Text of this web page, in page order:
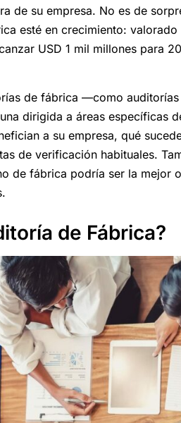
de su empresa. No es de
esté en crecimiento:
USD 1 mil millones para
de fábrica —como
dirigida a áreas específicas
a su empresa, qué
de verificación habituales.
de fábrica podría ser la mejor
de Fábrica?